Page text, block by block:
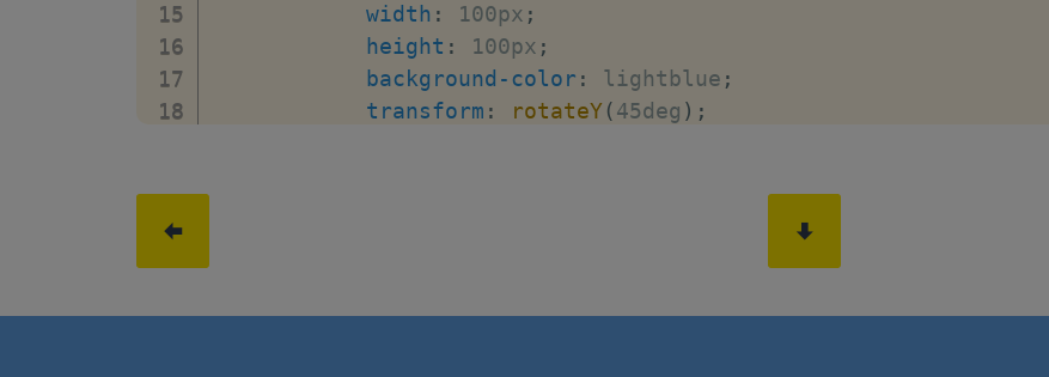
width : 100px ;
height : 100px ;
background-color : lightblue ;
transform : rotateY(45deg ) ;
</